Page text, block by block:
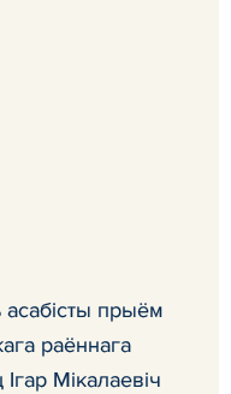
асабісты прыём
раённага
Мікалаевіч